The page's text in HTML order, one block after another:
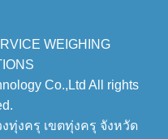
WEIGHING
Co.,Ltd All rights
ทุ่งครุ เขตทุ่งครุ จังหวัด